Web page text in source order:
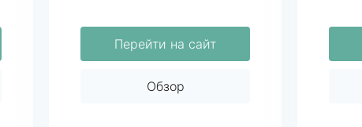
Перейти на сайт
Обзор